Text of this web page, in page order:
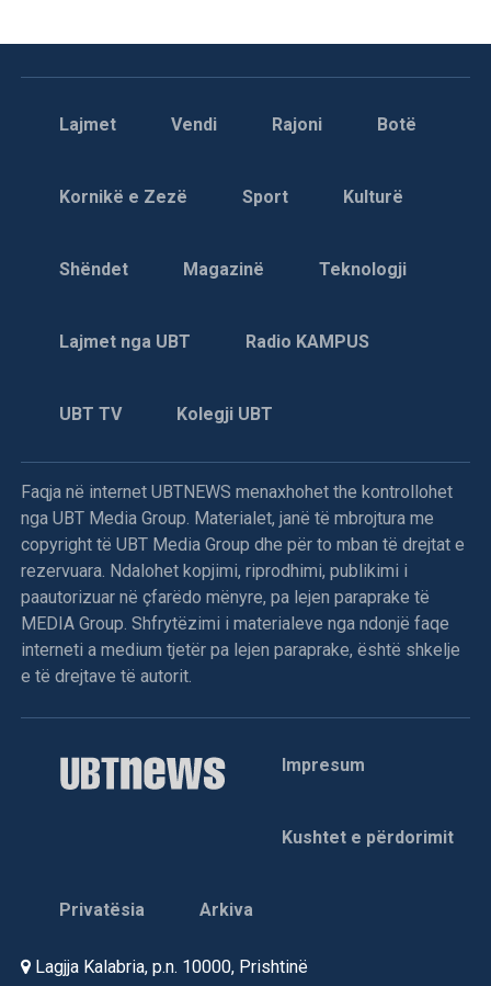
Lajmet Vendi Rajoni Botë
Kornikë e Zezë Sport Kulturë
Shëndet Magazinë Teknologji
Lajmet nga UBT Radio KAMPUS
UBT TV Kolegji UBT
Faqja në internet UBTNEWS menaxhohet the kontrollohet
nga UBT Media Group. Materialet, janë të mbrojtura me
copyright të UBT Media Group dhe për to mban të drejtat e
rezervuara. Ndalohet kopjimi, riprodhimi, publikimi i
paautorizuar në çfarëdo mënyre, pa lejen paraprake të
MEDIA Group. Shfrytëzimi i materialeve nga ndonjë faqe
interneti a medium tjetër pa lejen paraprake, është shkelje
e të drejtave të autorit.
Impresum
Kushtet e përdorimit
Privatësia Arkiva
Lagjja Kalabria, p.n. 10000, Prishtinë